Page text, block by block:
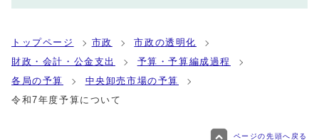
トップページ 市政
市政の透明化
財政・会計・公金支出
予算・予算編成過程
各局の予算
中央卸売市場の予算
令和7年度予算について
ページの先頭へ戻る